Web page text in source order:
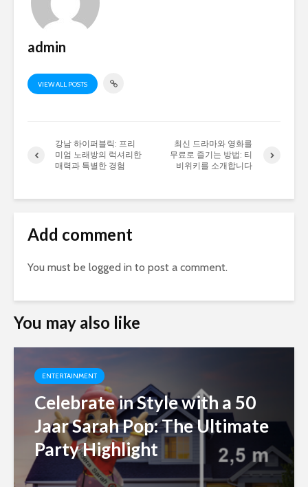
admin
VIEW ALL POSTS
강남 하이퍼블릭: 프리
미엄 노래방의 럭셔리한
매력과 특별한 경험
최신 드라마와 영화를
무료로 즐기는 방법: 티
비위키를 소개합니다
Add comment
You must be logged in to post a comment.
You may also like
ENTERTAINMENT
Celebrate in Style with a 50
Jaar Sarah Pop: The Ultimate
Party Highlight